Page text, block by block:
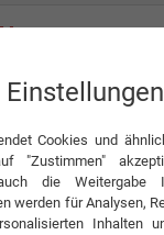
Supfina LCM
GmbH & Co. KG
EMPFEHLEN
Cookies und
"Zustimmen"
die Weitergabe
werden für Analysen,
Inhalten